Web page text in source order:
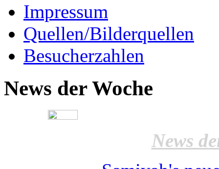
Impressum
Quellen/Bilderquellen
Besucherzahlen
News der Woche
News